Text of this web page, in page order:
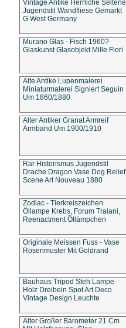
Vintage Antike Herrliche Seltene
Jugendstil Wandfliese Gemarkt
G West Germany
Murano Glas - Fisch 1960?
Glaskunst Glasobjekt Mille Fiori
Alte Antike Lupenmalerei
Miniaturmalerei Signiert Seguin
Um 1860/1880
Alter Antiker Granat Armreif
Armband Um 1900/1910
Rar Historismus Jugendstil
Drache Dragon Vase Dog Relief
Scene Art Nouveau 1880
Zodiac - Tierkreiszeichen
Öllampe Krebs, Forum Traiani,
Reenactment Öllämpchen
Originale Meissen Fuss - Vase
Rosenmuster Mit Goldrand
Bauhaus Tripod Steh Lampe
Holz Dreibein Spot Art Deco
Vintage Design Leuchte
Alter Großer Barometer 21 Cm